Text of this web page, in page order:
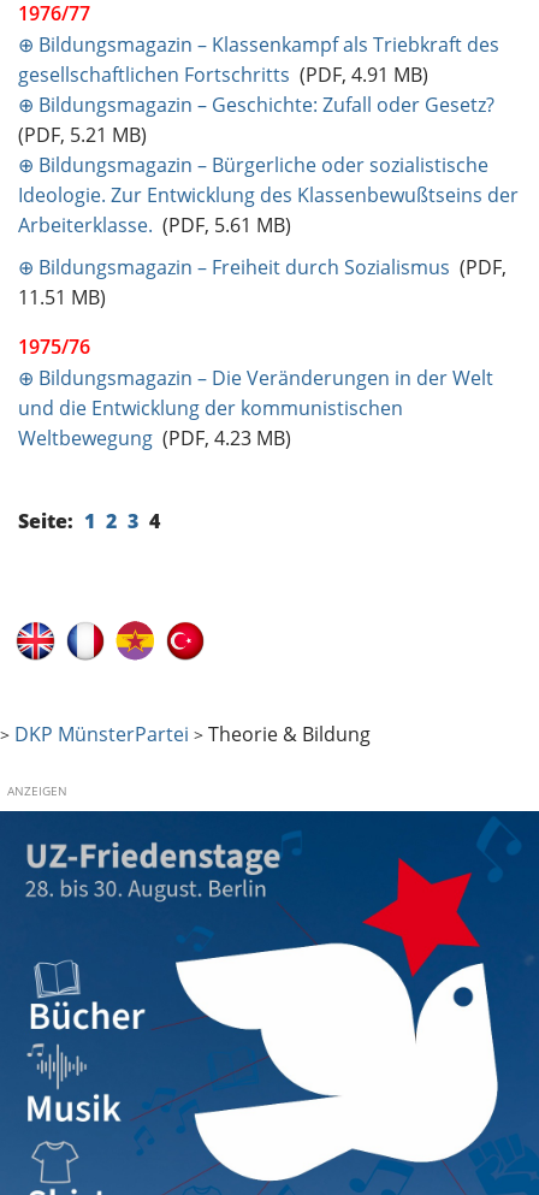
1976/77
⊕ Bildungsmagazin – Klassenkampf als Triebkraft des
gesellschaftlichen Fortschritts (PDF, 4.91 MB)
⊕ Bildungsmagazin – Geschichte: Zufall oder Gesetz?
(PDF, 5.21 MB)
⊕ Bildungsmagazin – Bürgerliche oder sozialistische
Ideologie. Zur Entwicklung des Klassenbewußtseins der
Arbeiterklasse. (PDF, 5.61 MB)
⊕ Bildungsmagazin – Freiheit durch Sozialismus (PDF,
11.51 MB)
1975/76
⊕ Bildungsmagazin – Die Veränderungen in der Welt
und die Entwicklung der kommunistischen
Weltbewegung (PDF, 4.23 MB)
Seite: 1 2 3 4
> DKP MünsterPartei > Theorie & Bildung
ANZEIGEN